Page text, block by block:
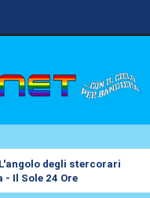
L'angolo degli stercorari
Il Sole 24 Ore